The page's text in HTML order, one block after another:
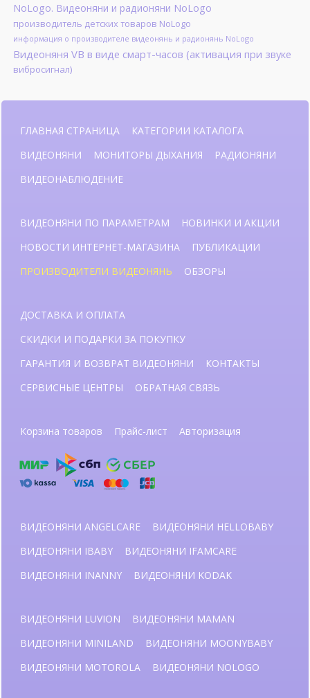
NoLogo. Видеоняни и радионяни NoLogo
производитель детских товаров NoLogo
информация о производителе видеонянь и радионянь NoLogo
Видеоняня VB в виде смарт-часов (активация при звуке
вибросигнал)
ГЛАВНАЯ СТРАНИЦА
КАТЕГОРИИ КАТАЛОГА
ВИДЕОНЯНИ
МОНИТОРЫ ДЫХАНИЯ
РАДИОНЯНИ
ВИДЕОНАБЛЮДЕНИЕ
ВИДЕОНЯНИ ПО ПАРАМЕТРАМ
НОВИНКИ И АКЦИИ
НОВОСТИ ИНТЕРНЕТ-МАГАЗИНА
ПУБЛИКАЦИИ
ПРОИЗВОДИТЕЛИ ВИДЕОНЯНЬ
ОБЗОРЫ
ДОСТАВКА И ОПЛАТА
СКИДКИ И ПОДАРКИ ЗА ПОКУПКУ
ГАРАНТИЯ И ВОЗВРАТ ВИДЕОНЯНИ
КОНТАКТЫ
СЕРВИСНЫЕ ЦЕНТРЫ
ОБРАТНАЯ СВЯЗЬ
Корзина товаров Прайс-лист Авторизация
ВИДЕОНЯНИ ANGELCARE
ВИДЕОНЯНИ HELLOBABY
ВИДЕОНЯНИ IBABY
ВИДЕОНЯНИ IFAMCARE
ВИДЕОНЯНИ INANNY
ВИДЕОНЯНИ KODAK
ВИДЕОНЯНИ LUVION
ВИДЕОНЯНИ MAMAN
ВИДЕОНЯНИ MINILAND
ВИДЕОНЯНИ MOONYBABY
ВИДЕОНЯНИ MOTOROLA
ВИДЕОНЯНИ NOLOGO